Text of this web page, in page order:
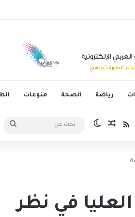
انتصار تحت قيادة ماريسكا
رياضة الصحة منوعات
ملخص الموقع RSS
مقال عشوائي
الوضع المظلم
عن
في نظر